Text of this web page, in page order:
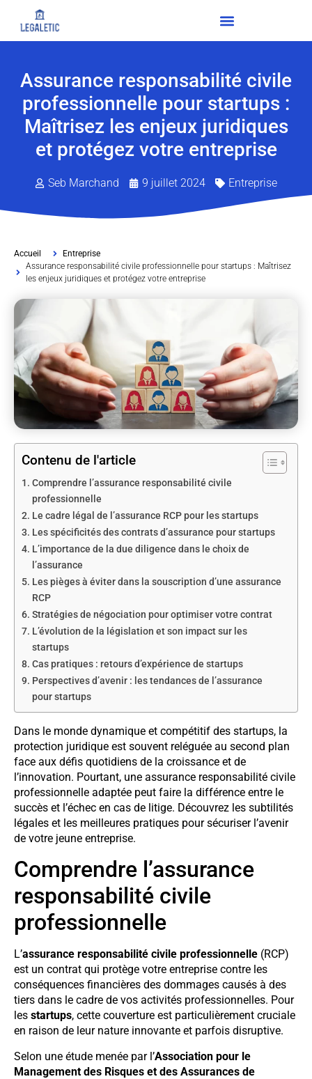
Assurance responsabilité civile
professionnelle pour startups :
Maîtrisez les enjeux juridiques
et protégez votre entreprise
Seb Marchand 9 juillet 2024 Entreprise
Accueil
Entreprise
Assurance responsabilité civile professionnelle pour startups : Maîtrisez
les enjeux juridiques et protégez votre entreprise
Contenu de l'article
Comprendre l’assurance responsabilité civile
professionnelle
Le cadre légal de l’assurance RCP pour les startups
Les spécificités des contrats d’assurance pour startups
L’importance de la due diligence dans le choix de
l’assurance
Les pièges à éviter dans la souscription d’une assurance
RCP
Stratégies de négociation pour optimiser votre contrat
L’évolution de la législation et son impact sur les
startups
Cas pratiques : retours d’expérience de startups
Perspectives d’avenir : les tendances de l’assurance
pour startups
Dans le monde dynamique et compétitif des startups, la
protection juridique est souvent reléguée au second plan
face aux défis quotidiens de la croissance et de
l’innovation. Pourtant, une assurance responsabilité civile
professionnelle adaptée peut faire la différence entre le
succès et l’échec en cas de litige. Découvrez les subtilités
légales et les meilleures pratiques pour sécuriser l’avenir
de votre jeune entreprise.
Comprendre l’assurance
responsabilité civile
professionnelle
L’assurance responsabilité civile professionnelle (RCP)
est un contrat qui protège votre entreprise contre les
conséquences financières des dommages causés à des
tiers dans le cadre de vos activités professionnelles. Pour
les startups, cette couverture est particulièrement cruciale
en raison de leur nature innovante et parfois disruptive.
Selon une étude menée par l’Association pour le
Management des Risques et des Assurances de